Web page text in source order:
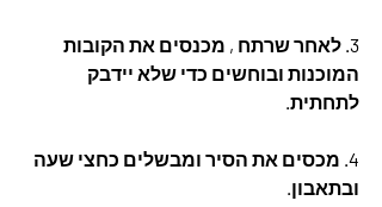
3. לאחר שרתח , מכנסים את הקובות
המוכנות ובוחשים כדי שלא יידבק
לתחתית.
4. מכסים את הסיר ומבשלים כחצי שעה
ובתאבון.